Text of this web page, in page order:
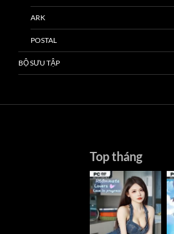
ARK
POSTAL
BỘ SƯU TẬP
Top tháng